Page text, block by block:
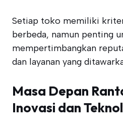
Setiap toko memiliki
berbeda, namun penting
mempertimbangkan
dan layanan yang
Masa Depan
Inovasi dan